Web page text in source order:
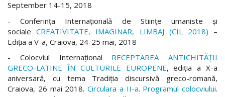
September 14-15, 2018
- Conferința Internațională de Stiințe umaniste și
socialeCREATIVITATE, IMAGINAR, LIMBAJ (CIL 2018) –
Ediția a V-a, Craiova, 24-25 mai, 2018
- Colocviul Internațional RECEPTAREA ANTICHITĂȚII
GRECO-LATINE ÎN CULTURILE EUROPENE, ediția a X-a
aniversară, cu tema Tradiţia discursivă greco-romană,
Craiova, 26 mai 2018. Circulara a II-a. Programul colocviului.